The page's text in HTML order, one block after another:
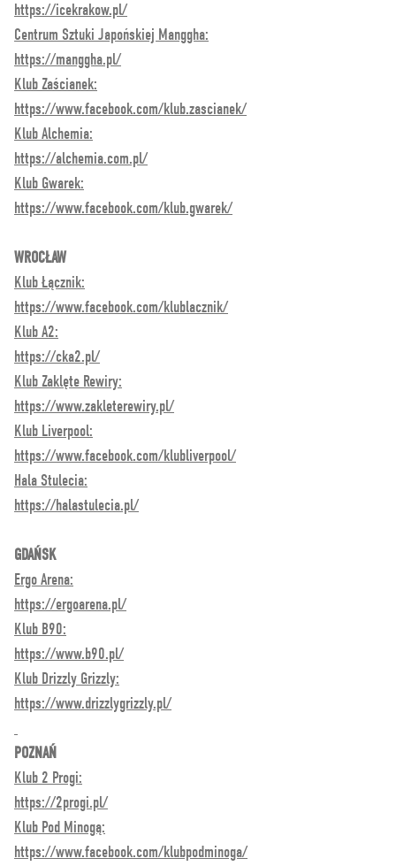
https://icekrakow.pl/
Centrum Sztuki Japońskiej Manggha:
https://manggha.pl/
Klub Zaścianek:
https://www.facebook.com/klub.zascianek/
Klub Alchemia:
https://alchemia.com.pl/
Klub Gwarek:
https://www.facebook.com/klub.gwarek/
WROCŁAW
Klub Łącznik:
https://www.facebook.com/klublacznik/
Klub A2:
https://cka2.pl/
Klub Zaklęte Rewiry:
https://www.zakleterewiry.pl/
Klub Liverpool:
https://www.facebook.com/klubliverpool/
Hala Stulecia:
https://halastulecia.pl/
GDAŃSK
Ergo Arena:
https://ergoarena.pl/
Klub B90:
https://www.b90.pl/
Klub Drizzly Grizzly:
https://www.drizzlygrizzly.pl/
POZNAŃ
Klub 2 Progi:
https://2progi.pl/
Klub Pod Minogą:
https://www.facebook.com/klubpodminoga/